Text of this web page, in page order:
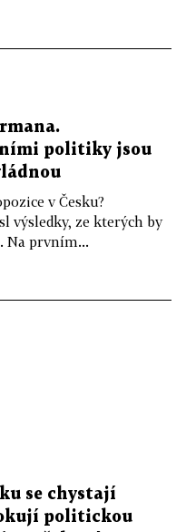
politiky jsou
v Česku?
výsledky, ze kterých by
Na prvním...
se chystají
politickou